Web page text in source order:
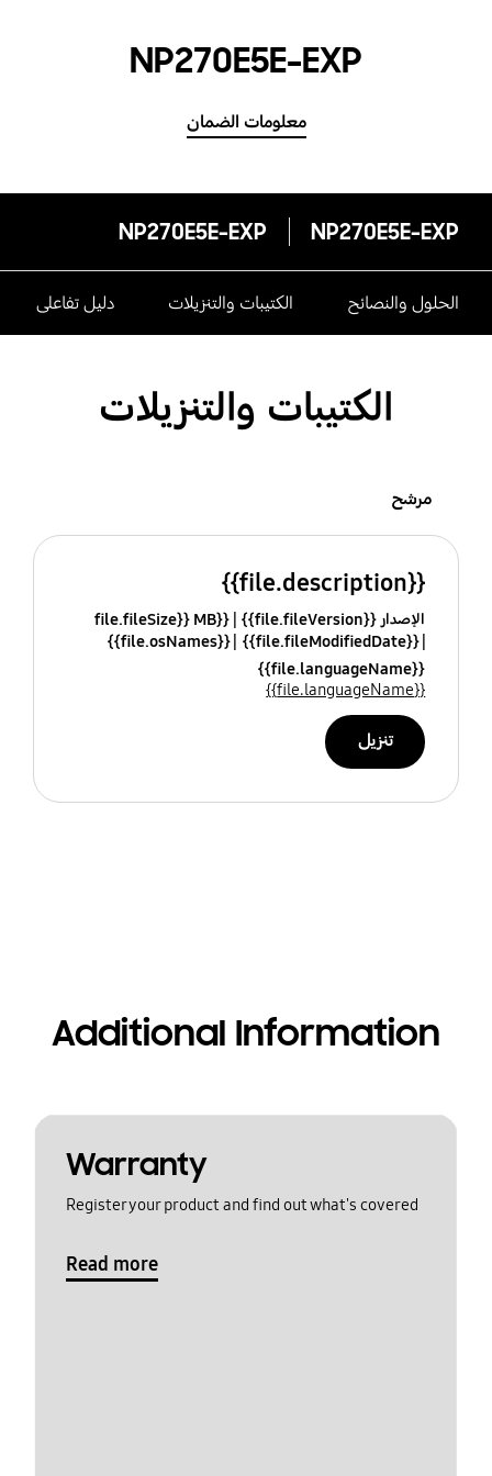
NP270E5E-EXP
معلومات الضمان
NP270E5E-EXP
NP270E5E-EXP
الحلول والنصائح الكتيبات والتنزيلات دليل تفاعلى
الكتيبات والتنزيلات
مرشح
{{file.description}}
الإصدار {{file.fileVersion}}
{{file.fileSize}} MB
{{file.fileModifiedDate}}
{{file.osNames}}
{{file.languageName}}
{{file.languageName}}
تنزيل
Additional Information
Warranty
Register your product and find out what's covered
Read more